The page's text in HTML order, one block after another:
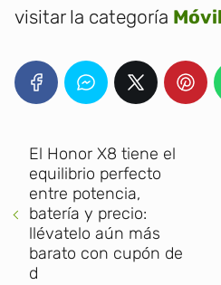
visitar la categoría
El Honor X8 tiene el
equilibrio perfecto
entre potencia,
batería y precio:
llévatelo aún más
barato con cupón de
d